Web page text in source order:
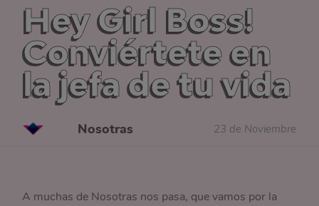
Hey Girl Boss!
Conviértete en
la jefa de tu vida
Nosotras 23 de Noviembre
A muchas de Nosotras nos pasa, que vamos por la